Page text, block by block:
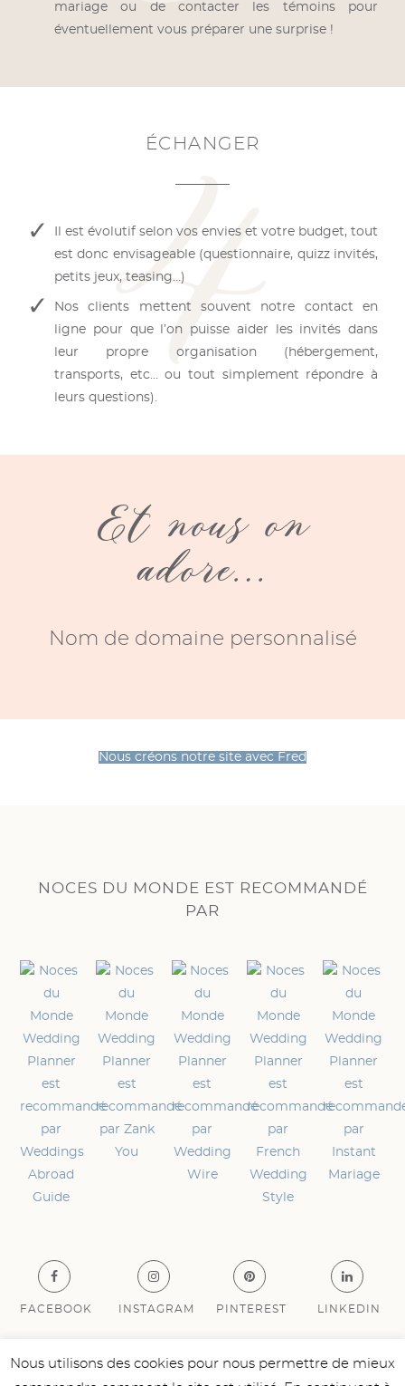
mariage ou de contacter les témoins pour
éventuellement vous préparer une surprise !
ÉCHANGER
Il est évolutif selon vos envies et votre budget, tout
est donc envisageable (questionnaire, quizz invités,
petits jeux, teasing…)
Nos clients mettent souvent notre contact en
ligne pour que l’on puisse aider les invités dans
leur propre organisation (hébergement,
transports, etc… ou tout simplement répondre à
leurs questions).
Et nous on
adore…
Nom de domaine personnalisé
Nous créons notre site avec Fred
NOCES DU MONDE EST RECOMMANDÉ
PAR
FACEBOOK INSTAGRAM PINTEREST LINKEDIN
NOCES DU MONDE – Copyright 2019
Nous utilisons des cookies pour nous permettre de mieux